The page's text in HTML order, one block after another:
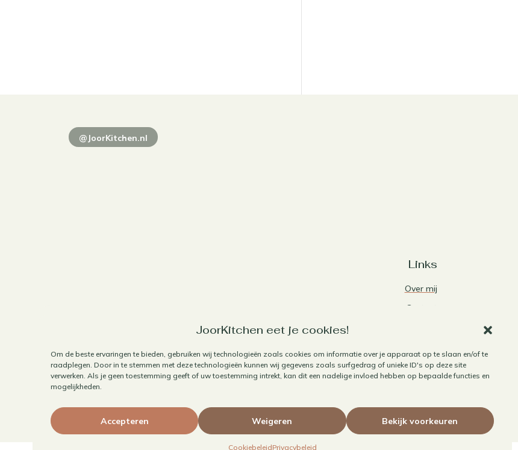
JoorKitchen eet je cookies!
Om de beste ervaringen te bieden, gebruiken wij technologieën zoals cookies om informatie over je apparaat op te slaan en/of te
raadplegen. Door in te stemmen met deze technologieën kunnen wij gegevens zoals surfgedrag of unieke ID's op deze site
verwerken. Als je geen toestemming geeft of uw toestemming intrekt, kan dit een nadelige invloed hebben op bepaalde functies en
mogelijkheden.
Accepteren Weigeren Bekijk voorkeuren
CookiebeleidPrivacybeleid
@JoorKitchen.nl
Links
Over mij
Contact
Algemene voorwaarden
Cookiebeleid